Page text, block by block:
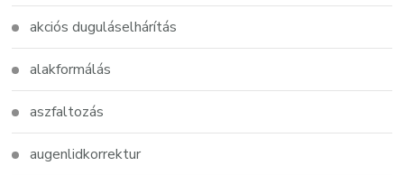
akciós duguláselhárítás
alakformálás
aszfaltozás
augenlidkorrektur